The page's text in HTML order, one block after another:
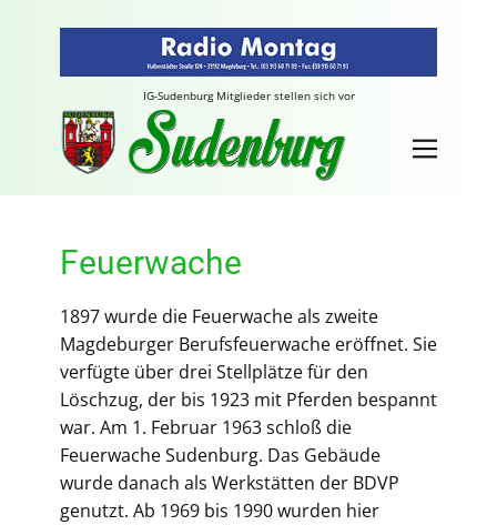
IG-Sudenburg Mitglieder stellen sich vor
Feuerwache
1897 wurde die Feuerwache als zweite
Magdeburger Berufsfeuerwache eröffnet. Sie
verfügte über drei Stellplätze für den
Löschzug, der bis 1923 mit Pferden bespannt
war. Am 1. Februar 1963 schloß die
Feuerwache Sudenburg. Das Gebäude
wurde danach als Werkstätten der BDVP
genutzt. Ab 1969 bis 1990 wurden hier